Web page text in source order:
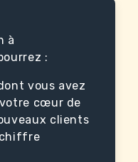
à
:
vous avez
cœur de
clients